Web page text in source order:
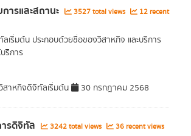
ารและสถานะ 3527 total views
12 recent
เริ่มต้น ประกอบด้วยชื่อของวิสาหกิจ และบริการ
ริการ
สาหกิจดิจิทัลเริ่มต้น 30 กรกฎาคม 2568
รดิจิทัล 3242 total views 36 recent views